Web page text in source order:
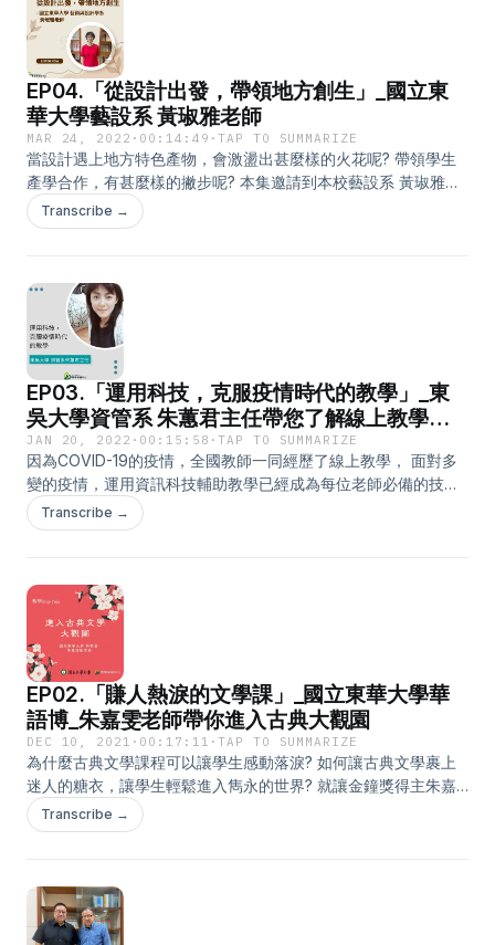
表單網址：https://forms.gle/ZmHQD4dk2aN1ftzH9 --- 相關連
結： 國立東華大學 教學卓越中心FB粉專：
https://www.facebook.com/ndhu.cte
EP04.「從設計出發，帶領地方創生」_國立東
華大學藝設系 黃琡雅老師
MAR 24, 2022 · 00:14:49 ·TAP TO SUMMARIZE
當設計遇上地方特色產物，會激盪出甚麼樣的火花呢? 帶領學生
產學合作，有甚麼樣的撇步呢? 本集邀請到本校藝設系 黃琡雅老
師分享帶領學生，走進地方的經驗， 一起來收聽吧! 聆聽結束，
也請填寫我們的回饋表單，如是本校教師，可以參加實用教學工
華大學 教學卓越中心FB粉專：
https://www.facebook.com/ndhu.cte
Transcribe →
EP03.「運用科技，克服疫情時代的教學」_東
吳大學資管系 朱蕙君主任帶您了解線上教學技
巧
JAN 20, 2022 · 00:15:58 ·TAP TO SUMMARIZE
因為COVID-19的疫情，全國教師一同經歷了線上教學， 面對多
變的疫情，運用資訊科技輔助教學已經成為每位老師必備的技
能。 本次邀請到東吳大學資管系 朱蕙君老師分享資訊科技融入教
學的經驗， 讓我們一起了解線上教學的撇步吧! 聆聽結束，也請
https://forms.gle/ZmHQD4dk2aN1ftzH9 --- 相關連結： 國立東
華大學 教學卓越中心FB粉專：
https://www.facebook.com/ndhu.cte
Transcribe →
EP02.「賺人熱淚的文學課」_國立東華大學華
語博_朱嘉雯老師帶你進入古典大觀園
DEC 10, 2021 · 00:17:11 ·TAP TO SUMMARIZE
為什麼古典文學課程可以讓學生感動落淚? 如何讓古典文學裹上
迷人的糖衣，讓學生輕鬆進入雋永的世界? 就讓金鐘獎得主朱嘉
雯老師告訴你，古典文學的教學技巧。 聆聽結束，也請填寫我們
的回饋表單，如是本校教師，可以參加實用教學工具的抽獎喔! 回
https://www.facebook.com/ndhu.cte
Transcribe →